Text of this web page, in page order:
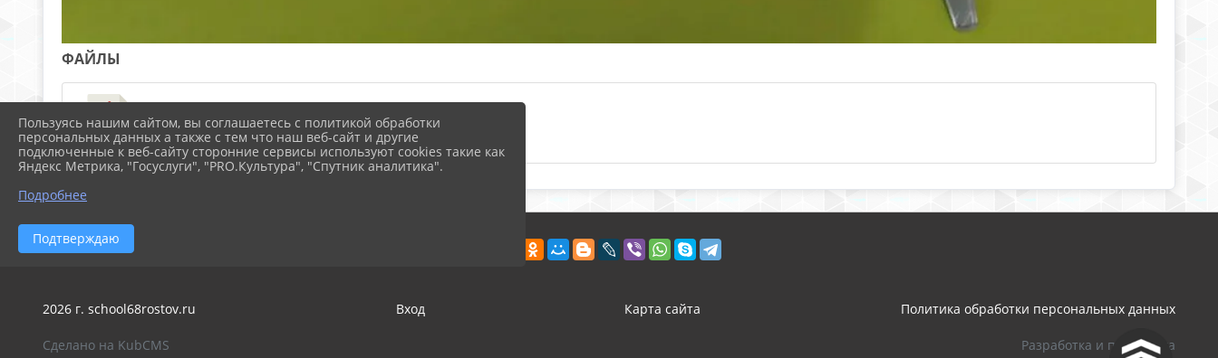
ФАЙЛЫ
10.12.2025 (2.4 MiB)
^
2026 г. school68rostov.ru Вход Карта сайта Политика обработки персональных данных
Сделано на KubCMS Разработка и поддержка
Пользуясь нашим сайтом, вы соглашаетесь с политикой обработки
персональных данных а также с тем что наш веб-сайт и другие
подключенные к веб-сайту сторонние сервисы используют cookies такие как
Яндекс Метрика, "Госуслуги", "PRO.Культура", "Спутник аналитика".
Подробнее
Подтверждаю